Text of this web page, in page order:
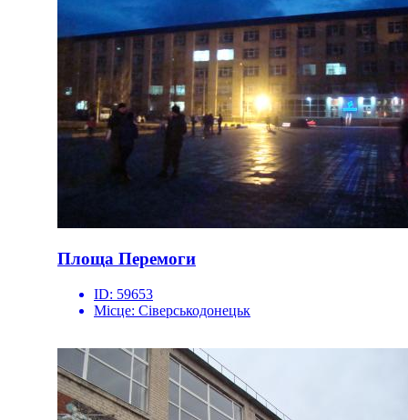
Площа Перемоги
ID: 59653
Місце: Сіверськодонецьк